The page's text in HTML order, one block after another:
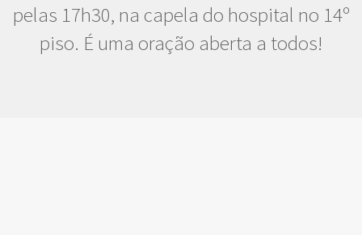
pelas 17h30, na capela do hospital no 14º
piso. É uma oração aberta a todos!